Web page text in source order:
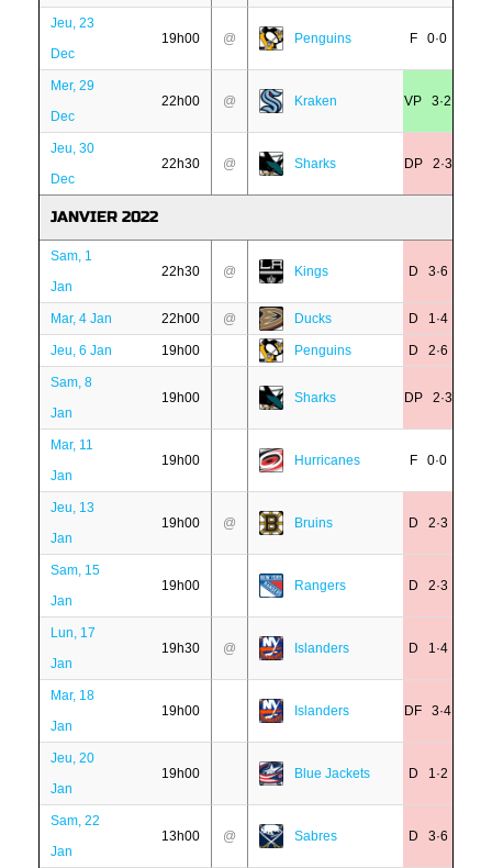
Jeu, 23
Dec
19h00 @ Penguins F 0·0
Mer, 29
Dec
22h00 @ Kraken VP 3·2
Jeu, 30
Dec
22h30 @ Sharks DP 2·3
JANVIER 2022
Sam, 1
Jan
22h30 @ Kings D 3·6
Mar, 4 Jan 22h00 @ Ducks D 1·4
Jeu, 6 Jan 19h00 Penguins D 2·6
Sam, 8
Jan
19h00 Sharks DP 2·3
Mar, 11
Jan
19h00 Hurricanes F 0·0
Jeu, 13
Jan
19h00 @ Bruins D 2·3
Sam, 15
Jan
19h00 Rangers D 2·3
Lun, 17
Jan
19h30 @ Islanders D 1·4
Mar, 18
Jan
19h00 Islanders DF 3·4
Jeu, 20
Jan
19h00 Blue Jackets D 1·2
Sam, 22
Jan
13h00 @ Sabres D 3·6